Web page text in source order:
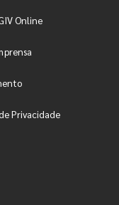
Online
Privacidade